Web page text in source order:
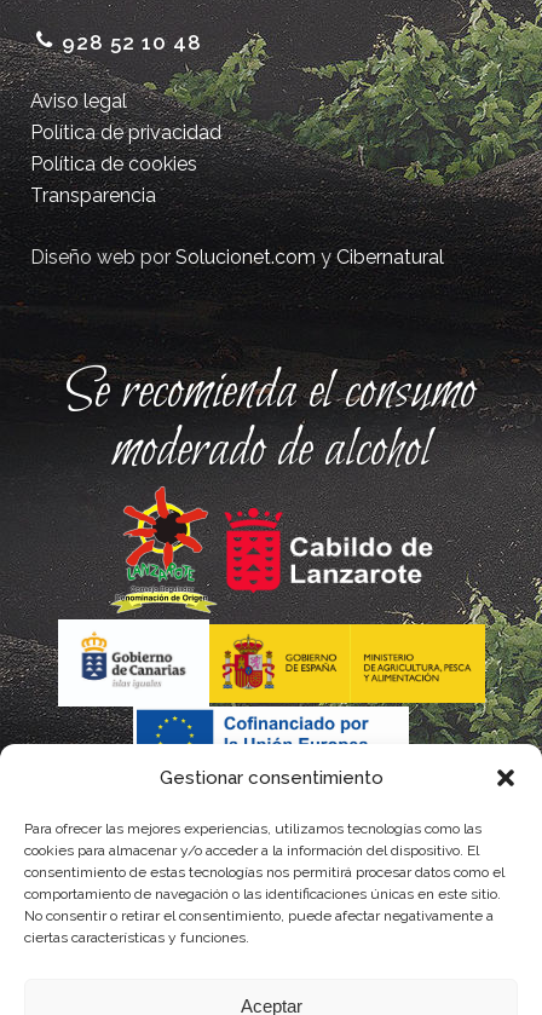
Gestionar consentimiento
Para ofrecer las mejores experiencias, utilizamos tecnologías como las
cookies para almacenar y/o acceder a la información del dispositivo. El
consentimiento de estas tecnologías nos permitirá procesar datos como el
comportamiento de navegación o las identificaciones únicas en este sitio.
No consentir o retirar el consentimiento, puede afectar negativamente a
ciertas características y funciones.
Aceptar
928 52 10 48
Aviso legal
Política de privacidad
Política de cookies
Transparencia
Diseño web porSolucionet.comyCibernatural
Se recomienda el consumo
moderado de alcohol
La gestión de la DOP Lanzarote realizada por este Consejo
Regulador es financiada, parcialmente, por el Gobierno de
Canarias